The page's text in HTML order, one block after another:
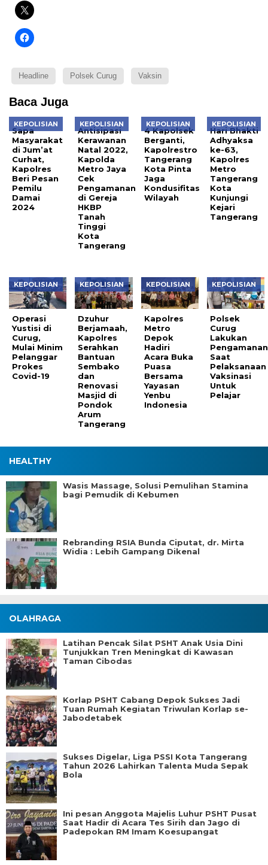
Headline Polsek Curug Vaksin
Baca Juga
KEPOLISIAN
Sapa
Masyarakat
di Jum’at
Curhat,
Kapolres
Beri Pesan
Pemilu
Damai
2024
KEPOLISIAN
Antisipasi
Kerawanan
Natal 2022,
Kapolda
Metro Jaya
Cek
Pengamanan
di Gereja
HKBP
Tanah
Tinggi
Kota
Tangerang
KEPOLISIAN
4 Kapolsek
Berganti,
Kapolrestro
Tangerang
Kota Pinta
Jaga
Kondusifitas
Wilayah
KEPOLISIAN
Hari Bhakti
Adhyaksa
ke-63,
Kapolres
Metro
Tangerang
Kota
Kunjungi
Kejari
Tangerang
KEPOLISIAN
Operasi
Yustisi di
Curug,
Mulai Minim
Pelanggar
Prokes
Covid-19
KEPOLISIAN
Dzuhur
Berjamaah,
Kapolres
Serahkan
Bantuan
Sembako
dan
Renovasi
Masjid di
Pondok
Arum
Tangerang
KEPOLISIAN
Kapolres
Metro
Depok
Hadiri
Acara Buka
Puasa
Bersama
Yayasan
Yenbu
Indonesia
KEPOLISIAN
Polsek
Curug
Lakukan
Pengamanan
Saat
Pelaksanaan
Vaksinasi
Untuk
Pelajar
HEALTHY
Wasis Massage, Solusi Pemulihan Stamina
bagi Pemudik di Kebumen
Rebranding RSIA Bunda Ciputat, dr. Mirta
Widia : Lebih Gampang Dikenal
OLAHRAGA
Latihan Pencak Silat PSHT Anak Usia Dini
Tunjukkan Tren Meningkat di Kawasan
Taman Cibodas
Korlap PSHT Cabang Depok Sukses Jadi
Tuan Rumah Kegiatan Triwulan Korlap se-
Jabodetabek
Sukses Digelar, Liga PSSI Kota Tangerang
Tahun 2026 Lahirkan Talenta Muda Sepak
Bola
Ini pesan Anggota Majelis Luhur PSHT Pusat
Saat Hadir di Acara Tes Sirih dan Jago di
Padepokan RM Imam Koesupangat